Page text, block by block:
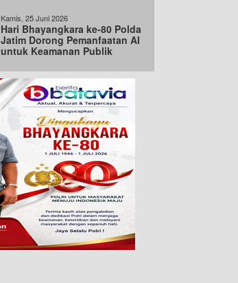
Kamis, 25 Juni 2026
Hari Bhayangkara ke-80 Polda
Jatim Dorong Pemanfaatan AI
untuk Keamanan Publik